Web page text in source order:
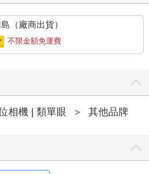
（廠商出貨）
不限金額免運費
相機 | 類單眼 ＞ 其他品牌